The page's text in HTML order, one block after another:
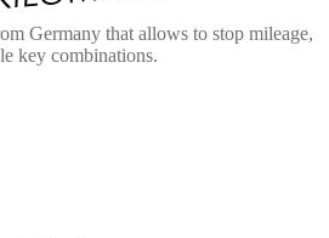
Germany that allows to stop mileage,
key combinations.